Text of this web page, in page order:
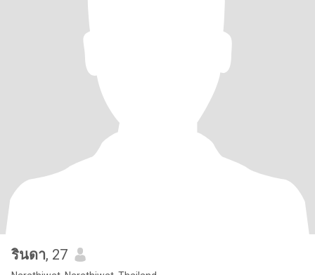
รินดา, 27